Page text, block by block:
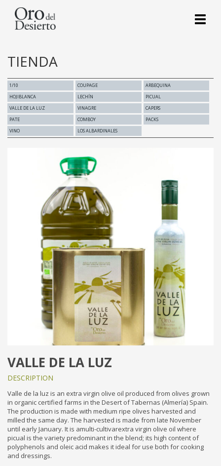
TIENDA
1/10 COUPAGE
ARBEQUINA
HOJIBLANCA
LECHÍN
PICUAL
VALLE DE LA LUZ
VINAGRE
CAPERS
PATE
COMBOY
PACKS
VINO
LOS ALBARDINALES
VALLE DE LA LUZ
DESCRIPTION
Valle de la luz is an extra virgin olive oil produced from olives grown
in organic certified farms in the Desert of Tabernas (Almería) Spain.
The production is made with medium ripe olives harvested and
milled the same day. The harvested is made from late November
until early January. It is amulti-cultivarextra virgin olive oil where
picual is the variety predominant in the blend; its high content of
polyphenols and oleic acid makes it ideal for use both for cooking
and dressings.